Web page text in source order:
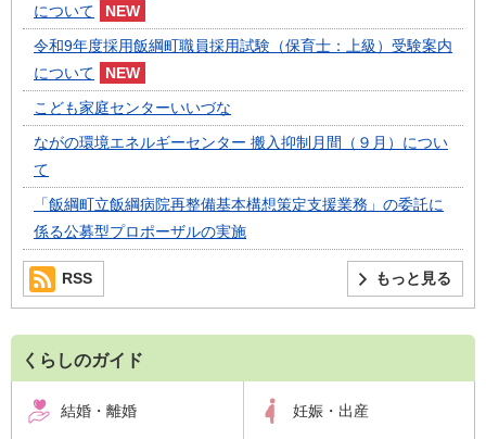
について
令和9年度採用飯綱町職員採用試験（保育士：上級）受験案内
について
こども家庭センターいいづな
ながの環境エネルギーセンター 搬入抑制月間（９月）につい
て
「飯綱町立飯綱病院再整備基本構想策定支援業務」の委託に
係る公募型プロポーザルの実施
もっと見る
RSS
くらしのガイド
結婚・離婚 妊娠・出産